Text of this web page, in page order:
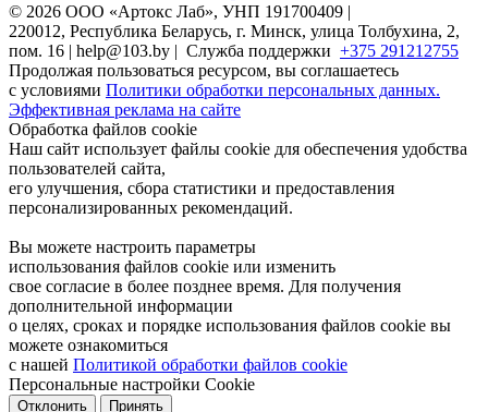
© 2026 ООО «Артокс Лаб», УНП 191700409 |
220012, Республика Беларусь, г. Минск, улица Толбухина, 2,
пом. 16 | help@103.by | Служба поддержки +375 291212755
Продолжая пользоваться ресурсом, вы соглашаетесь
с условиями Политики обработки персональных данных.
Эффективная реклама на сайте
Обработка файлов cookie
Наш сайт использует файлы cookie для обеспечения удобства
пользователей сайта,
его улучшения, сбора статистики и предоставления
персонализированных рекомендаций.
Вы можете настроить параметры
использования файлов cookie или изменить
свое согласие в более позднее время. Для получения
дополнительной информации
о целях, сроках и порядке использования файлов cookie вы
можете ознакомиться
с нашей Политикой обработки файлов cookie
Персональные настройки Cookie
Отклонить Принять